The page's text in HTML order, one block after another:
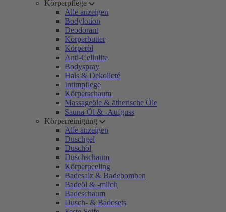
Körperpflege
Alle anzeigen
Bodylotion
Deodorant
Körperbutter
Körperöl
Anti-Cellulite
Bodyspray
Hals & Dekolleté
Intimpflege
Körperschaum
Massageöle & ätherische Öle
Sauna-Öl & -Aufguss
Körperreinigung
Alle anzeigen
Duschgel
Duschöl
Duschschaum
Körperpeeling
Badesalz & Badebomben
Badeöl & -milch
Badeschaum
Dusch- & Badesets